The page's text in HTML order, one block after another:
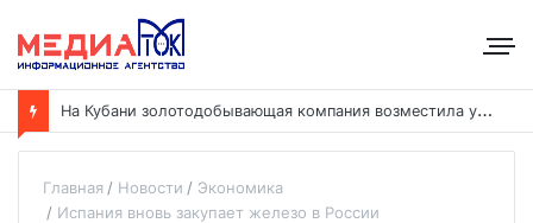
Н
а Кубани золотодобывающая компания возместила ущерб рекам на сумму почти 28 млн рублей
Главная Новости
Экономика
Испания вновь закупает железо в России